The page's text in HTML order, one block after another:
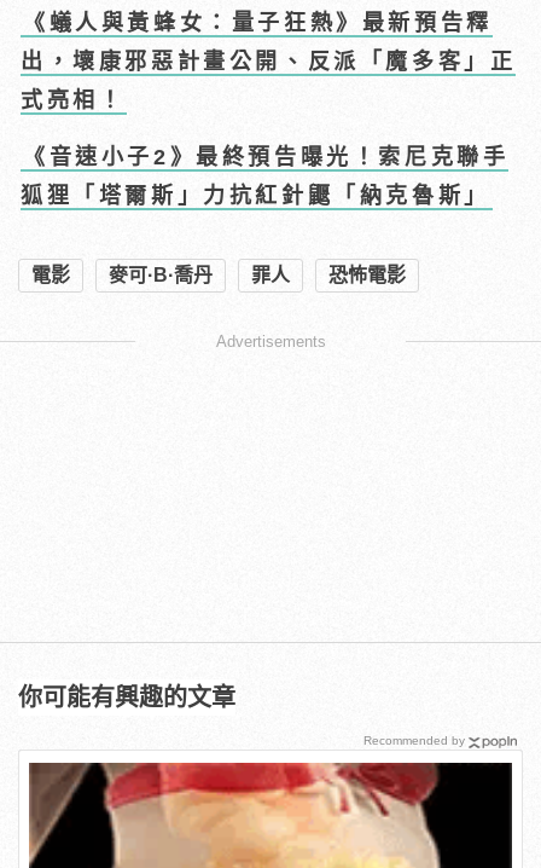
《蟻人與黃蜂女：量子狂熱》最新預告釋
出，壞康邪惡計畫公開、反派「魔多客」正
式亮相！
《音速小子2》最終預告曝光！索尼克聯手
狐狸「塔爾斯」力抗紅針鼴「納克魯斯」
電影 麥可·B·喬丹 罪人 恐怖電影
Advertisements
你可能有興趣的文章
Recommended by